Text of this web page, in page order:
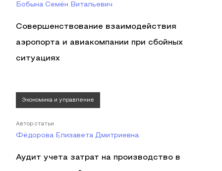
Бобына Семён Витальевич
Совершенствование взаимодействия
аэропорта и авиакомпании при сбойных
ситуациях
Экономика и управление
Автор статьи
Фёдорова Елизавета Дмитриевна
Аудит учета затрат на производство в